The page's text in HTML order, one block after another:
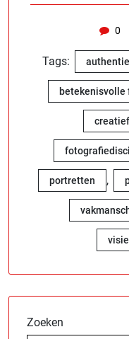
0
Tags:
betekenisvolle
creatief
portretten ,
Zoeken